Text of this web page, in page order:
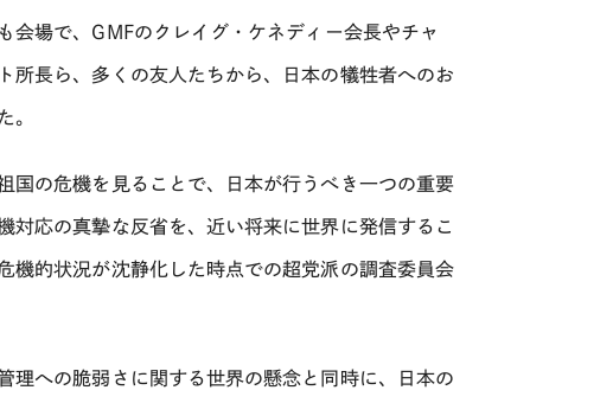
会場で、GMFのクレイグ・ケネディー会長やチャ
所長ら、多くの友人たちから、日本の犠牲者へのお
。
国の危機を見ることで、日本が行うべき一つの重要
対応の真摯な反省を、近い将来に世界に発信するこ
機的状況が沈静化した時点での超党派の調査委員会
理への脆弱さに関する世界の懸念と同時に、日本の